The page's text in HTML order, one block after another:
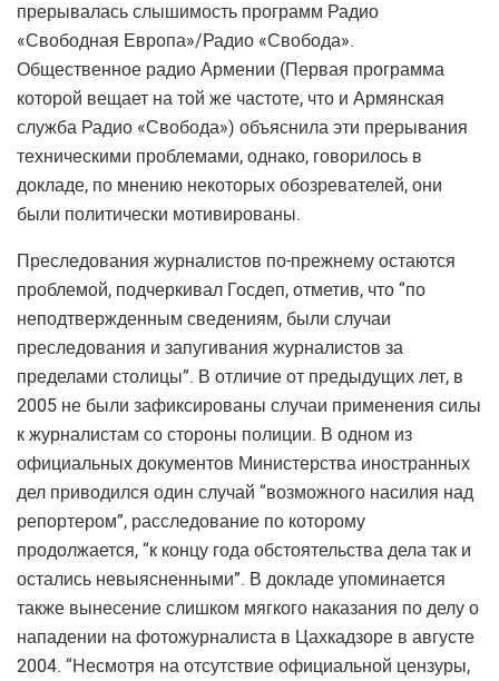
прерывалась слышимость программ Радио
«Свободная Европа»/Радио «Свобода».
Общественное радио Армении (Первая программа
которой вещает на той же частоте, что и Армянская
служба Радио «Свобода») объяснила эти прерывания
техническими проблемами, однако, говорилось в
докладе, по мнению некоторых обозревателей, они
были политически мотивированы.
Преследования журналистов по-прежнему остаются
проблемой, подчеркивал Госдеп, отметив, что “по
неподтвержденным сведениям, были случаи
преследования и запугивания журналистов за
пределами столицы”. В отличие от предыдущих лет, в
2005 не были зафиксированы случаи применения силы
к журналистам со стороны полиции. В одном из
официальных документов Министерства иностранных
дел приводился один случай “возможного насилия над
репортером”, расследование по которому
продолжается, “к концу года обстоятельства дела так и
остались невыясненными”. В докладе упоминается
также вынесение слишком мягкого наказания по делу о
нападении на фотожурналиста в Цахкадзоре в августе
2004. “Несмотря на отсутствие официальной цензуры,